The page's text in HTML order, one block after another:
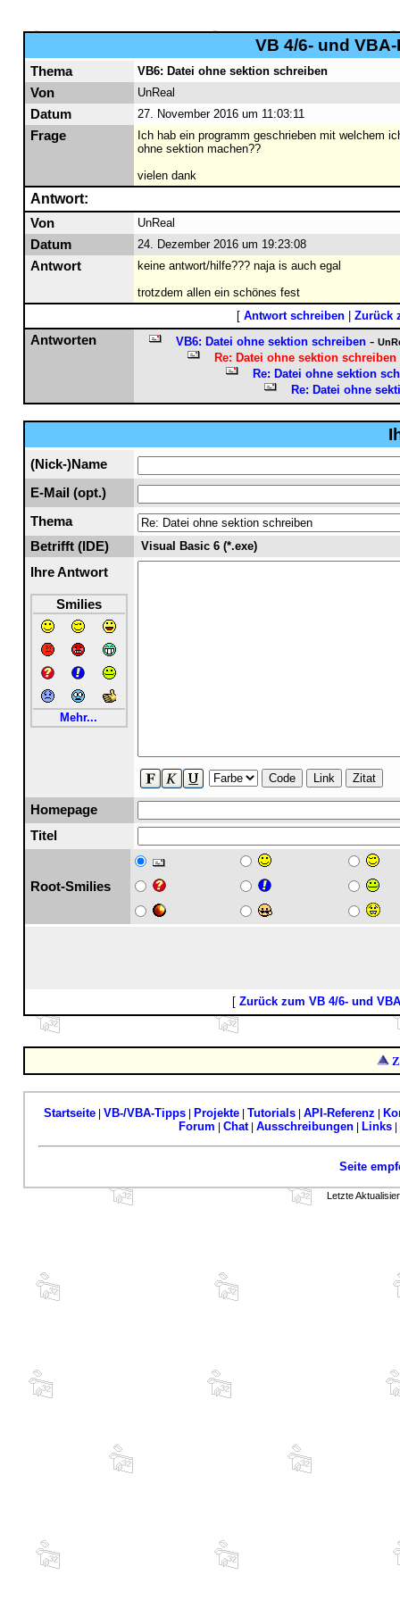
VB 4/6- und
Thema VB6: Datei ohne sektion schreiben
Von UnReal
Datum 27. November 2016 um 11:03:11
Frage
Ich hab ein programm geschrieben mit welchem
ohne sektion machen??
vielen dank
Antwort:
Von UnReal
Datum 24. Dezember 2016 um 19:23:08
Antwort
keine antwort/hilfe??? naja is auch egal
trotzdem allen ein schönes fest
[ Antwort schreiben Zurück
Antworten VB6: Datei ohne sektion schreiben-
Re: Datei ohne sektion schreiben
Re: Datei ohne sektion
Re: Datei ohne
(Nick-)Name
E-Mail (opt.)
Thema
Betrifft (IDE)
Visual Basic 6 (*.exe)
Ihre Antwort
Smilies
Mehr...
Code Link Zitat
Homepage
Titel
Root-Smilies
[ Zurück zum VB 4/6- und
Startseite VB-/VBA-Tipps Projekte Tutorials API-Referenz
Forum
Chat| Ausschreibungen| Links|
Seite
Letzte